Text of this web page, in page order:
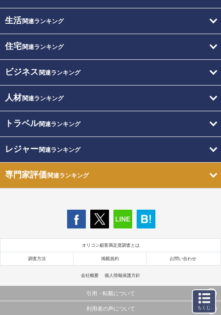
生活関連ランキング
住宅関連ランキング
ビジネス 関連ランキング
人材関連ランキング
トラベル関連ランキング
レジャー関連ランキング
専門家評価関連ランキング
オリコン顧客満足度調査とは
調査方法 掲載規約 お問い合わせ
会社概要 個人情報保護方針
引用・転載について
当サイトで公開されている情報（文字、写真、イラスト、画像データ等）及びこれらの配置・
利用者の声について もくじ